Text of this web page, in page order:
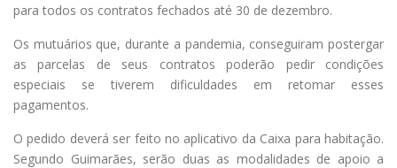
para todos os contratos fechados até 30 de dezembro.
Os mutuários que, durante a pandemia, conseguiram postergar
as parcelas de seus contratos poderão pedir condições
especiais se tiverem dificuldades em retomar esses
pagamentos.
O pedido deverá ser feito no aplicativo da Caixa para habitação.
Segundo Guimarães, serão duas as modalidades de apoio a